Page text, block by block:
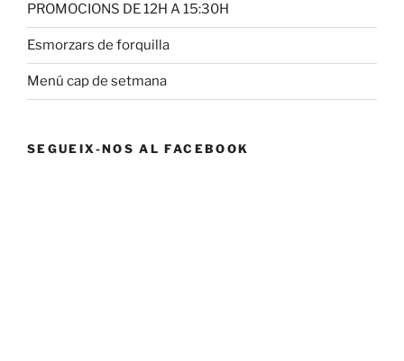
PROMOCIONS DE 12H A 15:30H
Esmorzars de forquilla
Menú cap de setmana
SEGUEIX-NOS AL FACEBOOK